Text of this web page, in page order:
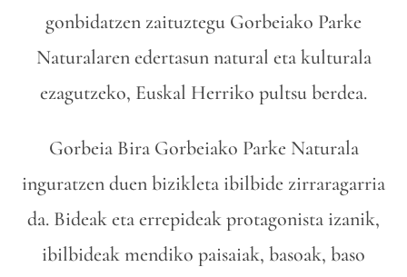
gonbidatzen zaituztegu Gorbeiako Parke
Naturalaren edertasun natural eta kulturala
ezagutzeko, Euskal Herriko pultsu berdea.
Gorbeia Bira Gorbeiako Parke Naturala
inguratzen duen bizikleta ibilbide zirraragarria
da. Bideak eta errepideak protagonista izanik,
ibilbideak mendiko paisaiak, basoak, baso